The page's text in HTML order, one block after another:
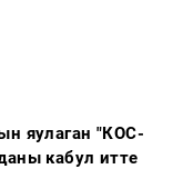
яулаган "КОС-
кабул итте